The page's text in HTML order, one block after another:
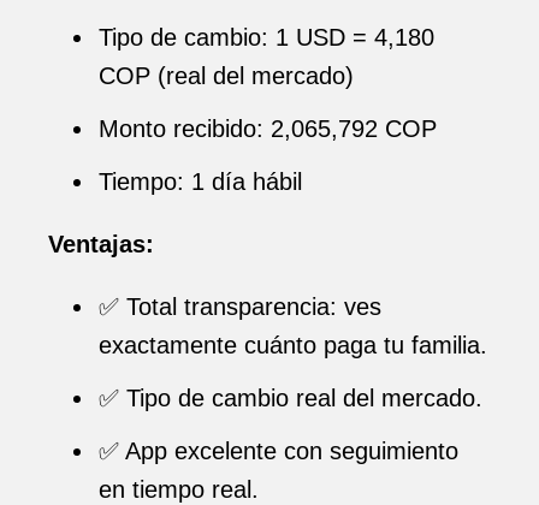
Tipo de cambio: 1 USD = 4,180
COP (real del mercado)
Monto recibido: 2,065,792 COP
Tiempo: 1 día hábil
Ventajas:
✅ Total transparencia: ves
exactamente cuánto paga tu familia.
✅ Tipo de cambio real del mercado.
✅ App excelente con seguimiento
en tiempo real.